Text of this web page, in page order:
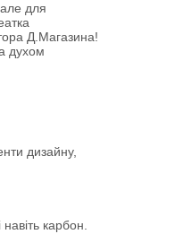
для
Д.Магазина!
духом
дизайну,
карбон.